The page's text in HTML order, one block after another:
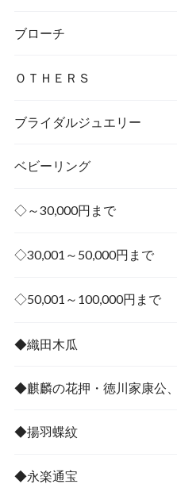
ブローチ
ＯＴＨＥＲＳ
ブライダルジュエリー
ベビーリング
◇～30,000円まで
その他
◇30,001～50,000円まで
その他
◇50,001～100,000円まで
◆織田木瓜
◆麒麟の花押・徳川家康公
◆揚羽蝶紋
◆永楽通宝